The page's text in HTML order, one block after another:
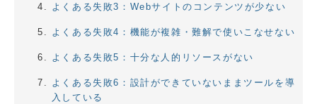
よくある失敗3：Webサイトのコンテンツが少ない
よくある失敗4：機能が複雑・難解で使いこなせない
よくある失敗5：十分な人的リソースがない
よくある失敗6：設計ができていないままツールを導
入している